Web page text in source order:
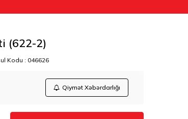
(622-2)
Kodu : 046626
Qiymət Xəbərdarlığı